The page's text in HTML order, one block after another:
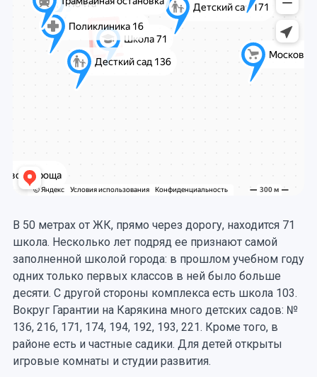
В 50 метрах от ЖК, прямо через дорогу, находится 71
школа. Несколько лет подряд ее признают самой
заполненной школой города: в прошлом учебном году
одних только первых классов в ней было больше
десяти. С другой стороны комплекса есть школа 103.
Вокруг Гарантии на Карякина много детских садов: №
136, 216, 171, 174, 194, 192, 193, 221. Кроме того, в
районе есть и частные садики. Для детей открыты
игровые комнаты и студии развития.